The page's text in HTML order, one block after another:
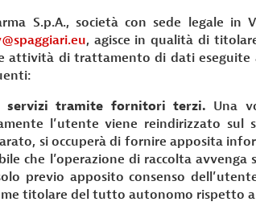
S.p.A., società con sede legale in
, agisce in qualità di
di trattamento di dati eseguite
servizi tramite fornitori terzi. Una
l’utente viene reindirizzato
si occuperà di fornire apposita
che l’operazione di raccolta
previo apposito consenso
titolare del tutto autonomo rispetto a